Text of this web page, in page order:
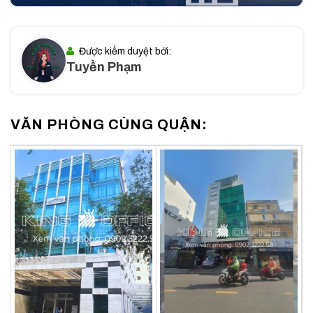
Tòa nhà cũng nằm gần các tuyến đường huyết mạch như Hai
nghiệp dễ dàng tiếp cận các khu vực kinh tế quan trọng. Nhờ
đó, việc gặp gỡ đối tác, khách hàng hay di chuyển đến các
trung tâm thương mại, tài chính cũng trở nên dễ dàng hơn.
được thiết kế theo tiêu chuẩn văn phòng hạng B hiện đại.
Tòa nhà có diện tích mặt sàn rộng rãi, tối ưu không gian làm
việc với tổng diện tích lên đến hàng nghìn mét vuông, cung
cấp các văn phòng linh hoạt phù hợp cho nhiều loại hình
doanh nghiệp.
Với kết cấu hợp lý, Somerset Building đảm bảo không gian
làm việc thoải mái, thông thoáng, đồng thời tối ưu công năng
sử dụng. Thiết kế này giúp doanh nghiệp dễ dàng bố trí văn
phòng theo nhu cầu riêng, từ không gian mở đến các phòng
Được kiểm duyệt bởi:
Tuyền Phạm
VĂN PHÒNG CÙNG QUẬN: